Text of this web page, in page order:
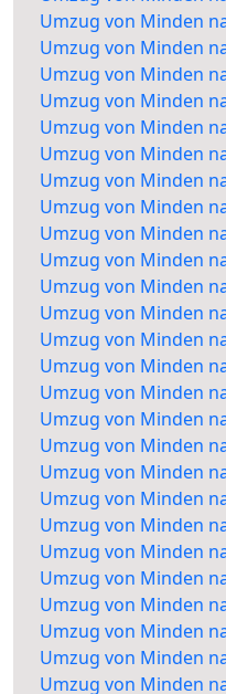
Umzug von Minden
Umzug von Minden
Umzug von Minden
Umzug von Minden
Umzug von Minden
Umzug von Minden
Umzug von Minden
Umzug von Minden
Umzug von Minden
Umzug von Minden
Umzug von Minden
Umzug von Minden
Umzug von Minden
Umzug von Minden
Umzug von Minden
Umzug von Minden
Umzug von Minden
Umzug von Minden
Umzug von Minden
Umzug von Minden
Umzug von Minden
Umzug von Minden
Umzug von Minden
Umzug von Minden
Umzug von Minden
Umzug von Minden